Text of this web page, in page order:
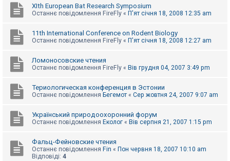
XIth European Bat Research Symposium
Останнє повідомлення FireFly « П'ят січня 18, 2008 12:35 am
11th International Conference on Rodent Biology
Останнє повідомлення FireFly « П'ят січня 18, 2008 12:27 am
Ломоносовские чтения
Останнє повідомлення FireFly « Вів грудня 04, 2007 3:49 pm
Териологическая конференция в Эстонии
Останнє повідомлення Бегемот « Сер жовтня 24, 2007 9:07 am
Український природоохоронний форум
Останнє повідомлення Еколог « Вів серпня 21, 2007 1:15 pm
Фальц-Фейновские чтения
Останнє повідомлення Fin « Пон червня 18, 2007 10:10 am
Відповіді: 4